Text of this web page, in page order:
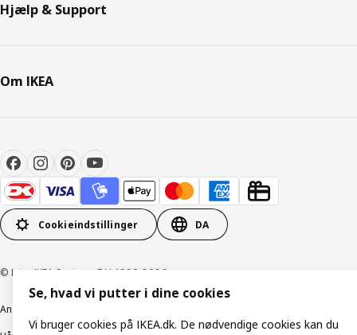
Hjælp & Support
Om IKEA
Cookieindstillinger DA
© Inter IKEA Systems B.V. 1999-2026
Ansvarlig rapportering
Se, hvad vi putter i dine cookies
Vi bruger cookies på IKEA.dk. De nødvendige cookies kan du